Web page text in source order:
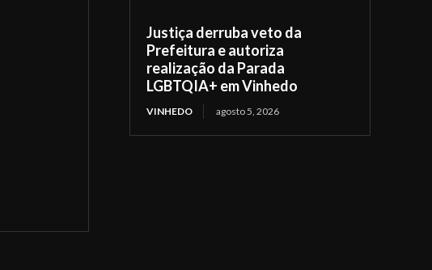
Justiça derruba veto da
Prefeitura e autoriza
realização da Parada
LGBTQIA+ em Vinhedo
VINHEDO agosto 5, 2026